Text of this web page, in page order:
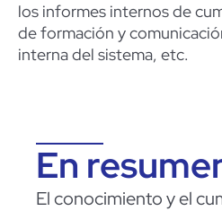
los informes internos de
de formación y
interna del sistema, etc.
En
El conocimiento y el